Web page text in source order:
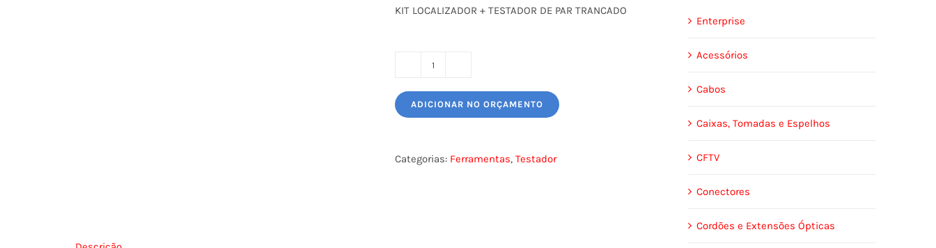
KIT LOCALIZADOR + TESTADOR DE PAR TRANCADO
LOCALIZADOR
ADICIONAR NO ORÇAMENTO
Categorias: Ferramentas, Testador
Enterprise
Acessórios
Cabos
Caixas, Tomadas e Espelhos
CFTV
Conectores
Cordões e Extensões Ópticas